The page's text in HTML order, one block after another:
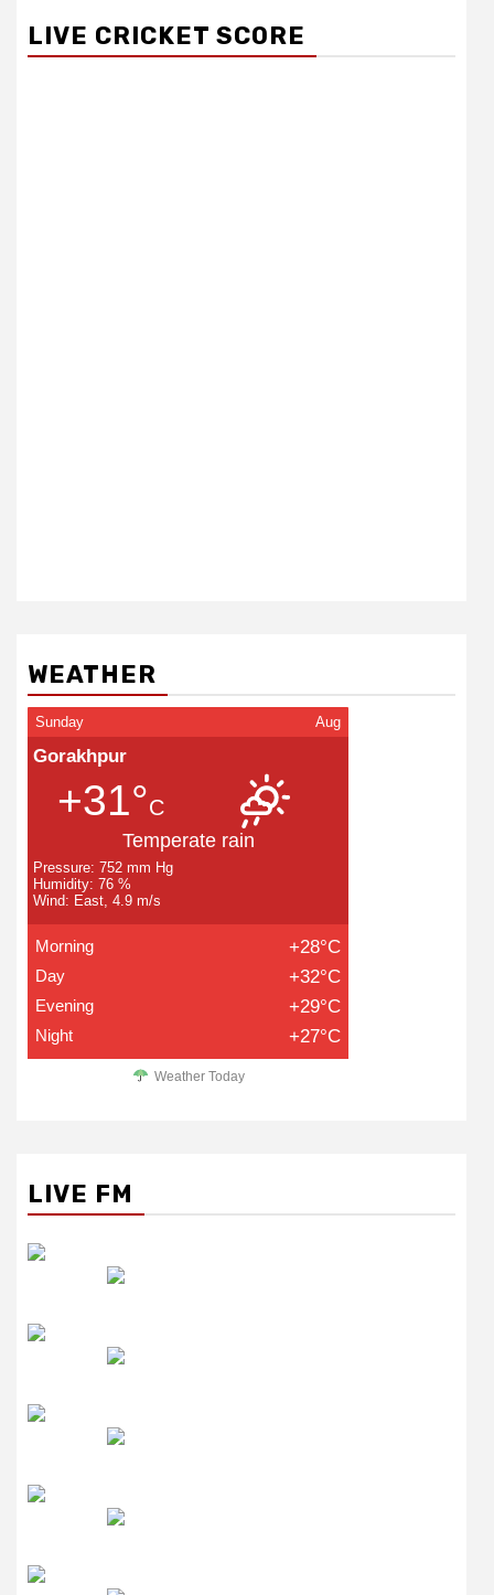
LIVE CRICKET SCORE
WEATHER
Sunday Aug
Gorakhpur
+31°C
Temperate rain
Pressure: 752 mm Hg
Humidity: 76 %
Wind: East, 4.9 m/s
Morning +28°C
Day +32°C
Evening +29°C
Night +27°C
Weather Today
LIVE FM